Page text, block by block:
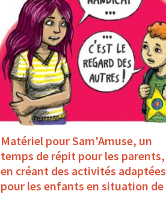
Matériel pour Sam'Amuse, un
temps de répit pour les parents,
en créant des activités adaptées
pour les enfants en situation de